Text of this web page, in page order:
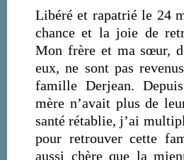
Libéré et rapatrié le 24
chance et la joie de
Mon frère et ma sœur,
eux, ne sont pas
famille Derjean.
mère n’avait plus de
santé rétablie, j’ai
pour retrouver cette
aussi chère que la